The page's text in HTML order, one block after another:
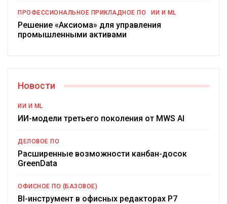
ПРОФЕССИОНАЛЬНОЕ ПРИКЛАДНОЕ ПО ИИ И ML
Решение «Аксиома» для управления
промышленными активами
Новости
ИИ И ML
ИИ-модели третьего поколения от MWS AI
ДЕЛОВОЕ ПО
Расширенные возможности канбан-досок
GreenData
ОФИСНОЕ ПО (БАЗОВОЕ)
BI-инструмент в офисных редакторах Р7